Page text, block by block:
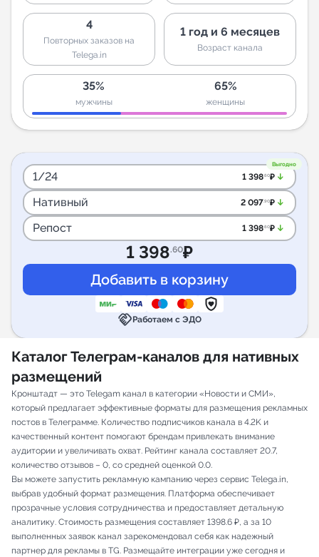
4
Повторных заказов на
Telega.in
1 год и 6 месяцев
Возраст канала
35%
мужчины
65%
женщины
Выгодно
1/24 1 398.60₽ arrow_downward_alt
Нативный 2 097.90₽ arrow_downward_alt
Репост 1 398.60₽ arrow_downward_alt
1 398.60₽
handshakeРаботаем с ЭДО
Каталог Телеграм-каналов для нативных
размещений
Кронштадт — это Telegam канал в категории «Новости и СМИ»,
который предлагает эффективные форматы для размещения рекламных
постов в Телеграмме. Количество подписчиков канала в 4.2K и
качественный контент помогают брендам привлекать внимание
аудитории и увеличивать охват. Рейтинг канала составляет 20.7,
количество отзывов – 0, со средней оценкой 0.0.
Вы можете запустить рекламную кампанию через сервис Telega.in,
выбрав удобный формат размещения. Платформа обеспечивает
прозрачные условия сотрудничества и предоставляет детальную
аналитику. Стоимость размещения составляет 1398.6 ₽, а за 10
выполненных заявок канал зарекомендовал себя как надежный
партнер для рекламы в TG. Размещайте интеграции уже сегодня и